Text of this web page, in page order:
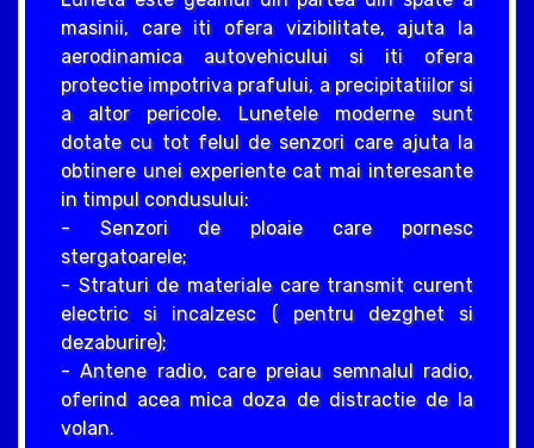
masinii, care iti ofera vizibilitate, ajuta la
aerodinamica autovehicului si iti ofera
protectie impotriva prafului, a precipitatiilor si
a altor pericole. Lunetele moderne sunt
dotate cu tot felul de senzori care ajuta la
obtinere unei experiente cat mai interesante
in timpul condusului:
- Senzori de ploaie care pornesc
stergatoarele;
- Straturi de materiale care transmit curent
electric si incalzesc ( pentru dezghet si
dezaburire);
- Antene radio, care preiau semnalul radio,
oferind acea mica doza de distractie de la
volan.